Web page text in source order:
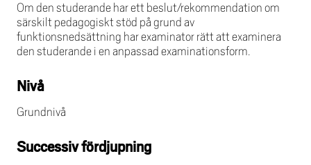
Om den studerande har ett beslut/rekommendation om
särskilt pedagogiskt stöd på grund av
funktionsnedsättning har examinator rätt att examinera
den studerande i en anpassad examinationsform.
Nivå
Grundnivå
Successiv fördjupning